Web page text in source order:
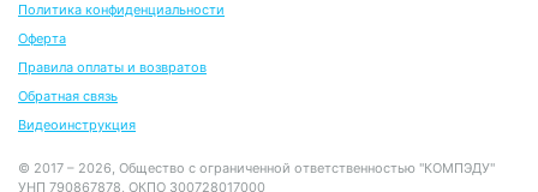
Политика конфиденциальности
Оферта
Правила оплаты и возвратов
Обратная связь
Видеоинструкция
© 2017 – 2026, Общество с ограниченной ответственностью "КОМПЭДУ"
УНП 790867878, ОКПО 300728017000